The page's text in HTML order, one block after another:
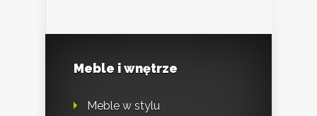
Meble i wnętrze
Meble w stylu